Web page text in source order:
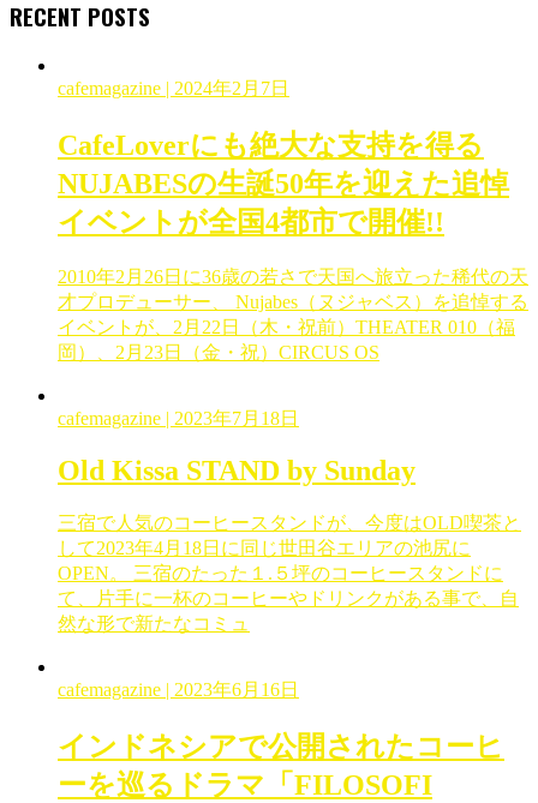
RECENT POSTS
cafemagazine | 2024年2月7日
CafeLoverにも絶大な支持を得る
NUJABESの生誕50年を迎えた追悼
イベントが全国4都市で開催!!
2010年2月26日に36歳の若さで天国へ旅立った稀代の天
才プロデューサー、 Nujabes（ヌジャベス）を追悼する
イベントが、2月22日（木・祝前）THEATER 010（福
岡）、2月23日（金・祝）CIRCUS OS
cafemagazine | 2023年7月18日
Old Kissa STAND by Sunday
三宿で人気のコーヒースタンドが、今度はOLD喫茶と
して2023年4月18日に同じ世田谷エリアの池尻に
OPEN。 三宿のたった１.５坪のコーヒースタンドに
て、片手に一杯のコーヒーやドリンクがある事で、自
然な形で新たなコミュ
cafemagazine | 2023年6月16日
インドネシアで公開されたコーヒ
ーを巡るドラマ「FILOSOFI